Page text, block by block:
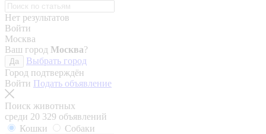
Нет результатов
Войти
Москва
Ваш город Москва?
Да
Выбрать город
Город подтверждён
Войти Подать объявление
Поиск животных
среди 20 329 объявлений
Кошки
Собаки